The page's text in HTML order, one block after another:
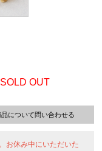
SOLD OUT
品について問い合わせる
お休み中にいただいた